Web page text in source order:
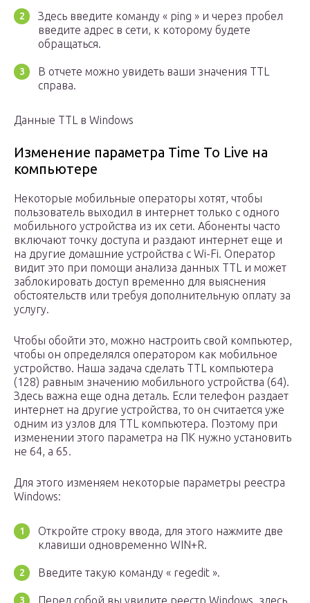
Здесь введите команду « ping » и через пробел
введите адрес в сети, к которому будете
обращаться.
В отчете можно увидеть ваши значения TTL
справа.
Данные TTL в Windows
Изменение параметра Time To Live на
компьютере
Некоторые мобильные операторы хотят, чтобы
пользователь выходил в интернет только с одного
мобильного устройства из их сети. Абоненты часто
включают точку доступа и раздают интернет еще и
на другие домашние устройства с Wi-Fi. Оператор
видит это при помощи анализа данных TTL и может
заблокировать доступ временно для выяснения
обстоятельств или требуя дополнительную оплату за
услугу.
Чтобы обойти это, можно настроить свой компьютер,
чтобы он определялся оператором как мобильное
устройство. Наша задача сделать TTL компьютера
(128) равным значению мобильного устройства (64).
Здесь важна еще одна деталь. Если телефон раздает
интернет на другие устройства, то он считается уже
одним из узлов для TTL компьютера. Поэтому при
изменении этого параметра на ПК нужно установить
не 64, а 65.
Для этого изменяем некоторые параметры реестра
Windows:
Откройте строку ввода, для этого нажмите две
клавиши одновременно WIN+R.
Введите такую команду « regedit ».
Перед собой вы увидите реестр Windows, здесь